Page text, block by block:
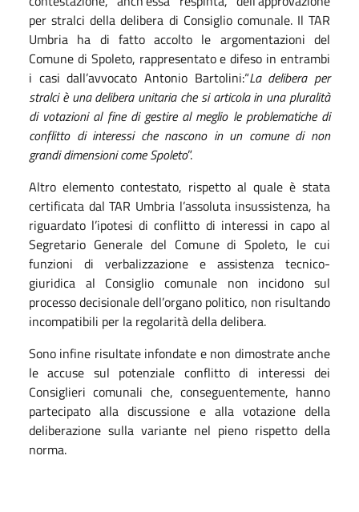
per stralci della delibera di Consiglio comunale. Il TAR
Umbria ha di fatto accolto le argomentazioni del
Comune di Spoleto, rappresentato e difeso in entrambi
i casi dall’avvocato Antonio Bartolini:“La delibera per
stralci è una delibera unitaria che si articola in una pluralità
di votazioni al fine di gestire al meglio le problematiche di
conflitto di interessi che nascono in un comune di non
grandi dimensioni come Spoleto”.
Altro elemento contestato, rispetto al quale è stata
certificata dal TAR Umbria l’assoluta insussistenza, ha
riguardato l’ipotesi di conflitto di interessi in capo al
Segretario Generale del Comune di Spoleto, le cui
funzioni di verbalizzazione e assistenza tecnico-
giuridica al Consiglio comunale non incidono sul
processo decisionale dell’organo politico, non risultando
incompatibili per la regolarità della delibera.
Sono infine risultate infondate e non dimostrate anche
le accuse sul potenziale conflitto di interessi dei
Consiglieri comunali che, conseguentemente, hanno
partecipato alla discussione e alla votazione della
deliberazione sulla variante nel pieno rispetto della
norma.